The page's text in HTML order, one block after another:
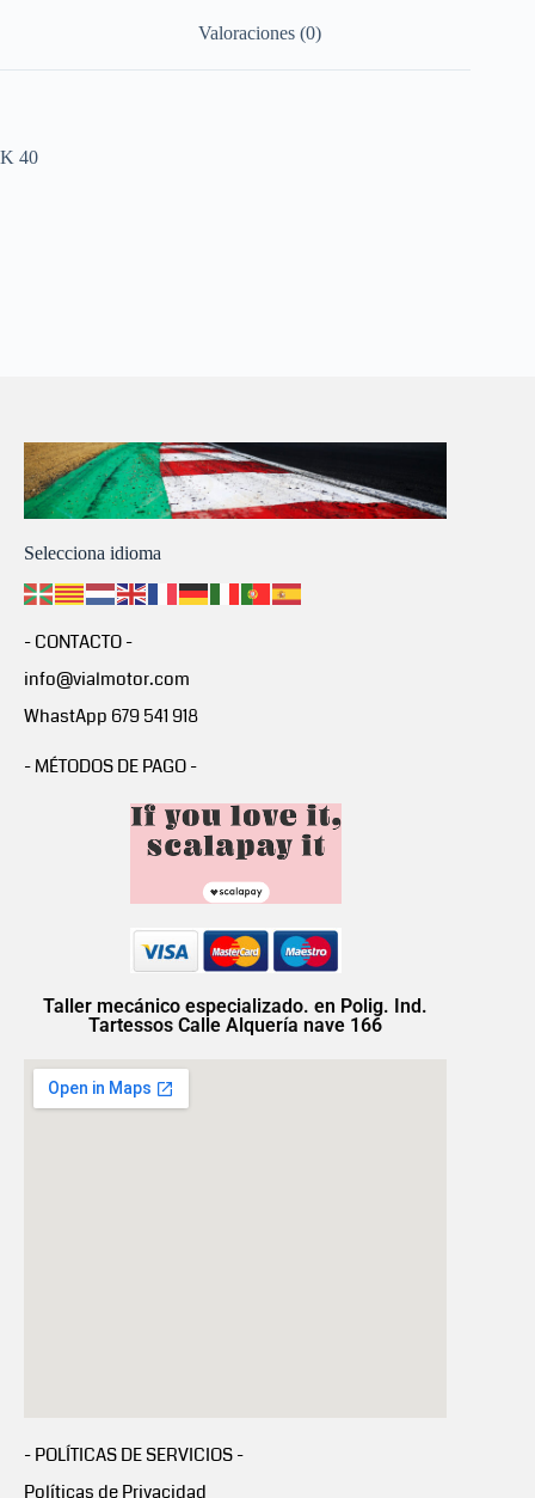
Valoraciones (0)
K 40
Selecciona idioma
- CONTACTO -
info@vialmotor.com
WhastApp 679 541 918
- MÉTODOS DE PAGO -
Taller mecánico especializado. en Polig. Ind.
Tartessos Calle Alquería nave 166
- POLÍTICAS DE SERVICIOS -
Políticas de Privacidad